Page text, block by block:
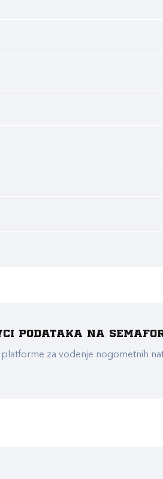
podataka na
za vođenje nogometnih